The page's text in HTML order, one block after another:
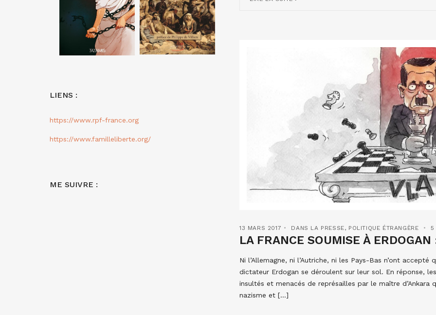
13 MARS 2017 DANS LA PRESSE, POLITIQUE ÉTRANGÈRE 5
LA FRANCE SOUMISE À
Ni l’Allemagne, ni l’Autriche, ni les Pays-Bas n’ont
dictateur Erdogan se déroulent sur leur sol. En réponse,
insultés et menacés de représailles par le maître d’Ankara
nazisme et […]
LIENS :
https://www.rpf-france.org
https://www.familleliberte.org/
ME SUIVRE :